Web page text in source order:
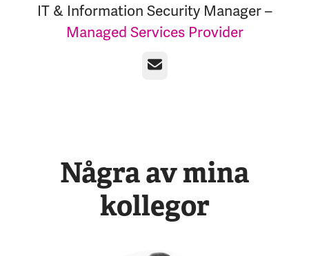
IT & Information Security Manager –
Managed Services Provider
E-post
Några av mina
kollegor